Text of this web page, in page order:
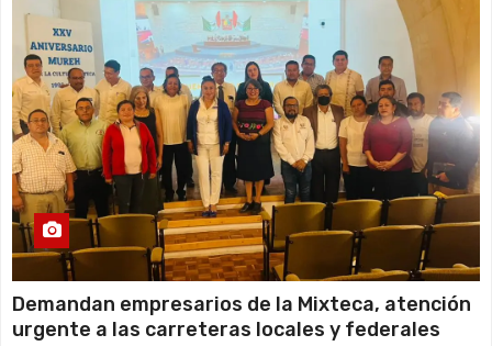
Demandan empresarios de la Mixteca, atención
urgente a las carreteras locales y federales